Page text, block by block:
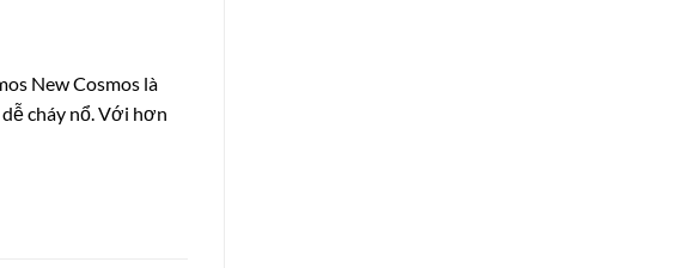
New Cosmos là
cháy nổ. Với hơn